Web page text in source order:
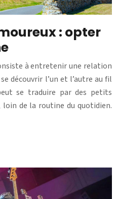
: opter
à entretenir une relation
découvrir l’un et l’autre au fil
se traduire par des petits
de la routine du quotidien.